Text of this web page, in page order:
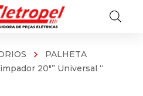
PALHETA
20″” Universal “